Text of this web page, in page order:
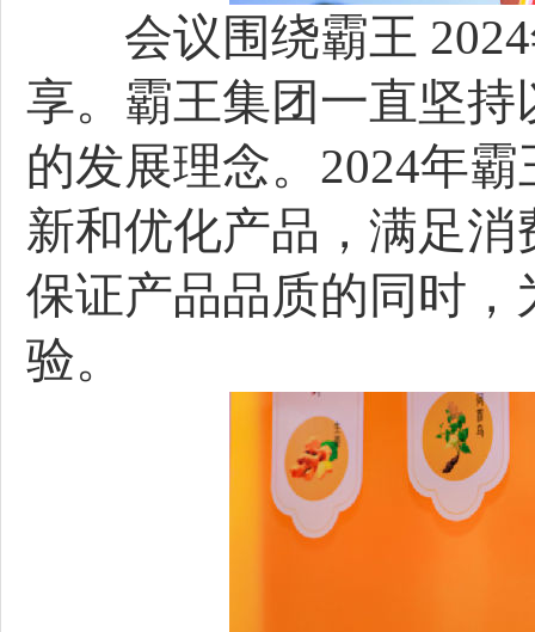
会议围绕霸王 2024
享。霸王集团一直坚
的发展理念。2024年
新和优化产品，满足
保证产品品质的同时
验。